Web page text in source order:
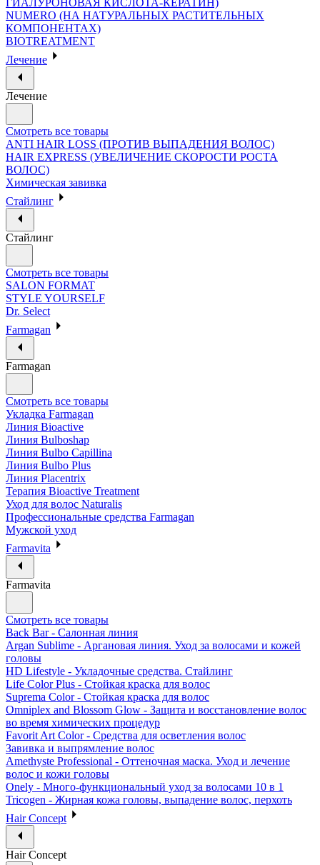
NUMERO (НА НАТУРАЛЬНЫХ РАСТИТЕЛЬНЫХ
КОМПОНЕНТАХ)
BIOTREATMENT
Лечение
Лечение
Смотреть все товары
ANTI HAIR LOSS (ПРОТИВ ВЫПАДЕНИЯ ВОЛОС)
HAIR EXPRESS (УВЕЛИЧЕНИЕ СКОРОСТИ РОСТА
ВОЛОС)
Химическая завивка
Стайлинг
Стайлинг
Смотреть все товары
SALON FORMAT
STYLE YOURSELF
Dr. Select
Farmagan
Farmagan
Смотреть все товары
Укладка Farmagan
Линия Bioactive
Линия Bulboshap
Линия Bulbo Capillina
Линия Bulbo Plus
Линия Placentrix
Терапия Bioactive Treatment
Уход для волос Naturalis
Профессиональные средства Farmagan
Мужской уход
Farmavita
Farmavita
Смотреть все товары
Back Bar - Салонная линия
Argan Sublime - Аргановая линия. Уход за волосами и кожей
головы
HD Lifestyle - Укладочные средства. Стайлинг
Life Color Plus - Стойкая краска для волос
Suprema Color - Стойкая краска для волос
Omniplex and Blossom Glow - Защита и восстановление волос
во время химических процедур
Favorit Art Color - Средства для осветления волос
Завивка и выпрямление волос
Amethyste Professional - Оттеночная маска. Уход и лечение
волос и кожи головы
Onely - Много-функциональный уход за волосами 10 в 1
Tricogen - Жирная кожа головы, выпадение волос, перхоть
Hair Concept
Hair Concept